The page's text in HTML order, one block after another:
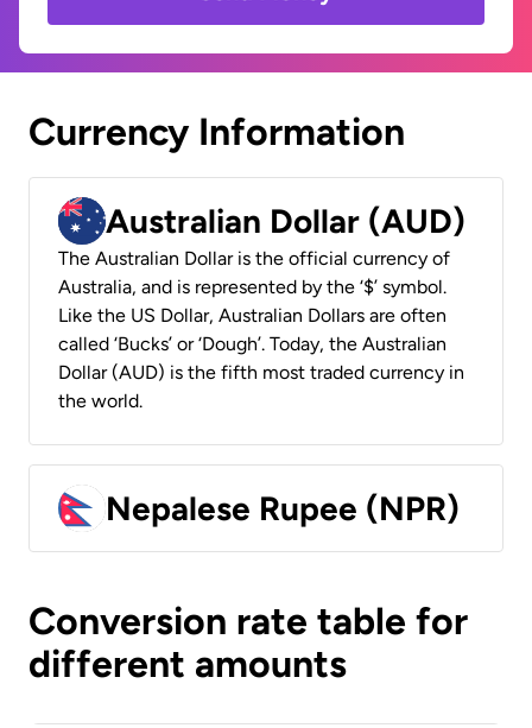
Currency Information
Australian Dollar (AUD)
The Australian Dollar is the official currency of
Australia, and is represented by the ‘$’ symbol.
Like the US Dollar, Australian Dollars are often
called ‘Bucks’ or ‘Dough’. Today, the Australian
Dollar (AUD) is the fifth most traded currency in
the world.
Nepalese Rupee (NPR)
Conversion rate table for
different amounts